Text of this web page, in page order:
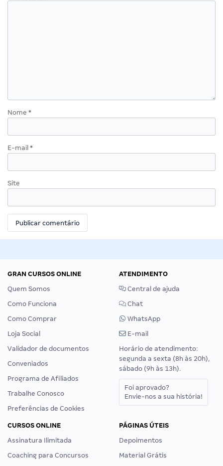
Nome *
E-mail *
Site
GRAN CURSOS ONLINE
Quem Somos
Como Funciona
Como Comprar
Loja Social
Validador de documentos
Conveniados
Programa de Afiliados
Trabalhe Conosco
Preferências de Cookies
ATENDIMENTO
Central de ajuda
Chat
WhatsApp
E-mail
Horário de atendimento:
segunda a sexta (8h às 20h),
sábado (9h às 13h).
Foi aprovado?
Envie-nos a sua história!
CURSOS ONLINE
Assinatura Ilimitada
Coaching para Concursos
PÁGINAS ÚTEIS
Depoimentos
Material Grátis